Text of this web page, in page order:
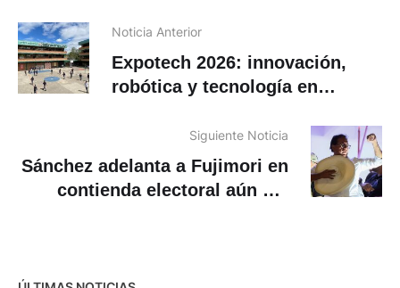
Noticia Anterior
Expotech 2026: innovación,
robótica y tecnología en
Latinoamericano
Siguiente Noticia
Sánchez adelanta a Fujimori en
contienda electoral aún sin